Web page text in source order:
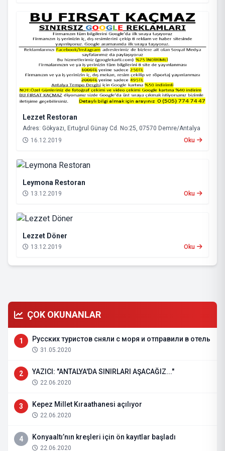
Lezzet Restoran
Adres: Gökyazı, Ertuğrul Günay Cd. No:25, 07570 Demre/Antalya
16.12.2019
Oku
Leymona Restoran
13.12.2019 Oku
Lezzet Döner
13.12.2019 Oku
ÇOK OKUNANLAR
1 Русских туристов сняли с моря и отправили в отель
31.05.2020
2 YAZICI: "ANTALYA'DA SINIRLARI AŞACAĞIZ..."
22.06.2020
3 Kepez Millet Kıraathanesi açılıyor
22.06.2020
4 Konyaaltı’nın kreşleri için ön kayıtlar başladı
22.06.2020